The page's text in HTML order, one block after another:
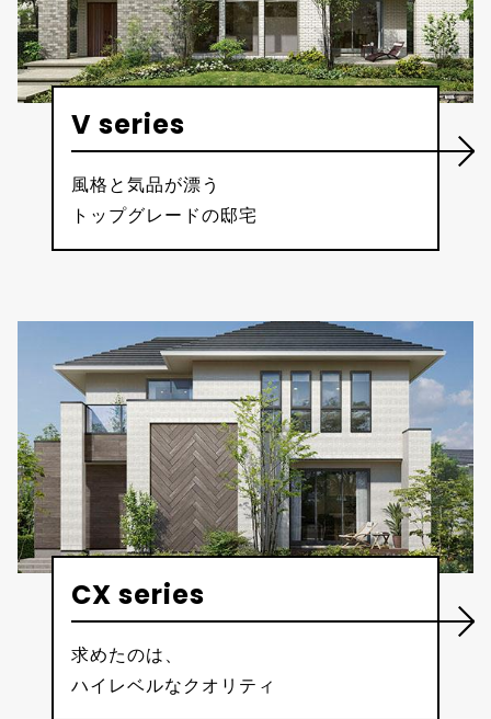
V series
風格と気品が漂う
トップグレードの邸宅
CX series
求めたのは、
ハイレベルなクオリティ